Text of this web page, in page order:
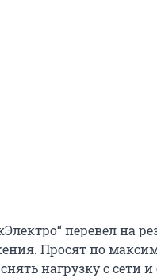
перевел на
Просят по
нагрузку с сети и